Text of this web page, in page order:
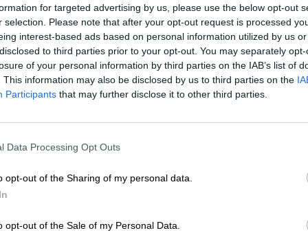
for targeted advertising by us, please use the below opt-out
selection. Please note that after your opt-out request is processed
interest-based ads based on personal information utilized by us
to third parties prior to your opt-out. You may separately
of your personal information by third parties on the IAB’s list of
This information may also be disclosed by us to third parties on the
Participants that may further disclose it to other third parties.
Data Processing Opt Outs
opt-out of the Sharing of my personal data.
opt-out of the Sale of my Personal Data.
para las personas vacunadas con otros
muestran "sin ningún tipo de
por lo que se espera que a finales de este
en la que participarán 3.000 personas de
países.
extraordinarias para su conservación
por lo que la dirigente socialista considera